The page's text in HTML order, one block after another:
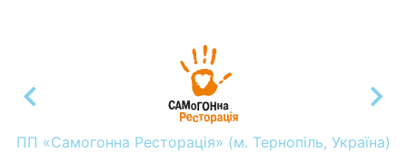
ПП «Самогонна Ресторація» (м. Тернопіль, Україна)